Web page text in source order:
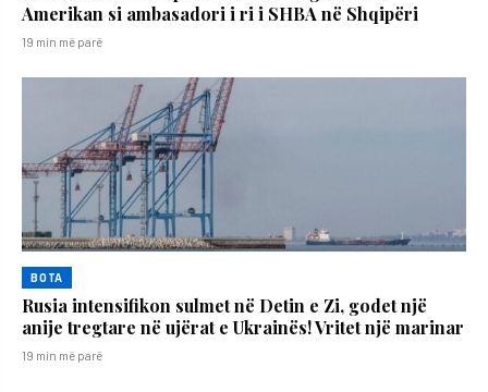
Amerikan si ambasadori i ri i SHBA në Shqipëri
19 min më parë
BOTA
Rusia intensifikon sulmet në Detin e Zi, godet një
anije tregtare në ujërat e Ukrainës! Vritet një marinar
19 min më parë